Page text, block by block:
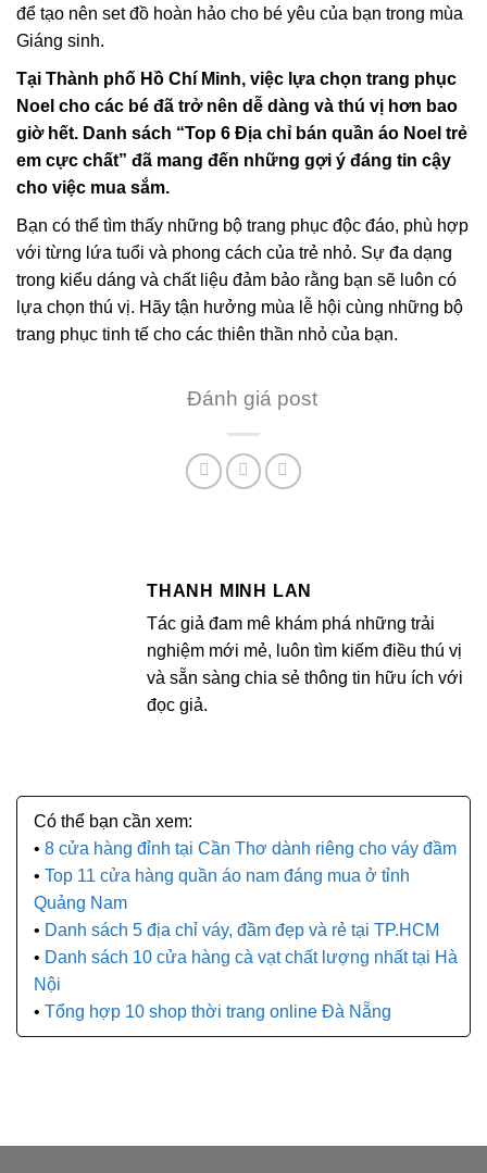
để tạo nên set đồ hoàn hảo cho bé yêu của bạn trong mùa
Giáng sinh.
Tại Thành phố Hồ Chí Minh, việc lựa chọn trang phục
Noel cho các bé đã trở nên dễ dàng và thú vị hơn bao
giờ hết. Danh sách “Top 6 Địa chỉ bán quần áo Noel trẻ
em cực chất” đã mang đến những gợi ý đáng tin cậy
cho việc mua sắm.
Bạn có thể tìm thấy những bộ trang phục độc đáo, phù hợp
với từng lứa tuổi và phong cách của trẻ nhỏ. Sự đa dạng
trong kiểu dáng và chất liệu đảm bảo rằng bạn sẽ luôn có
lựa chọn thú vị. Hãy tận hưởng mùa lễ hội cùng những bộ
trang phục tinh tế cho các thiên thần nhỏ của bạn.
Đánh giá post
THANH MINH LAN
Tác giả đam mê khám phá những trải
nghiệm mới mẻ, luôn tìm kiếm điều thú vị
và sẵn sàng chia sẻ thông tin hữu ích với
đọc giả.
8 cửa hàng đỉnh tại Cần Thơ dành riêng cho váy đầm
Top 11 cửa hàng quần áo nam đáng mua ở tỉnh
Quảng Nam
Danh sách 5 địa chỉ váy, đầm đẹp và rẻ tại TP.HCM
Danh sách 10 cửa hàng cà vạt chất lượng nhất tại Hà
Nội
Tổng hợp 10 shop thời trang online Đà Nẵng